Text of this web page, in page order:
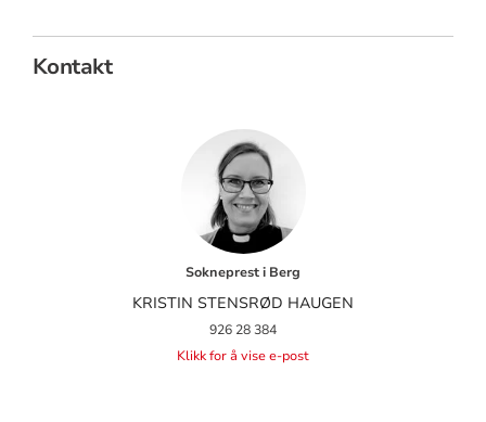
Kontakt
Sokneprest i Berg
KRISTIN STENSRØD HAUGEN
926 28 384
Klikk for å vise e-post